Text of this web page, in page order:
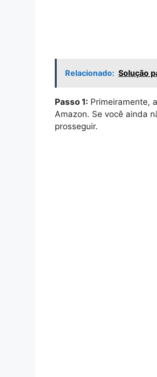
Relacionado: Solução
Passo 1: Primeiramente,
Amazon. Se você ainda
prosseguir.